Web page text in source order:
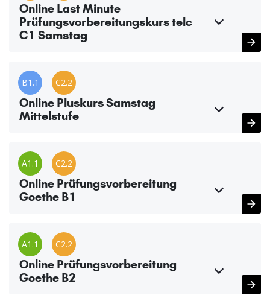
Online Last Minute
Prüfungsvorbereitungskurs telc
C1 Samstag
B1.1 — C2.2
Online Pluskurs Samstag
Mittelstufe
A1.1 — C2.2
Online Prüfungsvorbereitung
Goethe B1
A1.1 — C2.2
Online Prüfungsvorbereitung
Goethe B2